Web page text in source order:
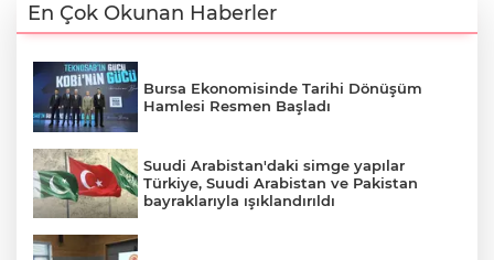
En Çok Okunan Haberler
Bursa Ekonomisinde Tarihi Dönüşüm
Hamlesi Resmen Başladı
Suudi Arabistan'daki simge yapılar
Türkiye, Suudi Arabistan ve Pakistan
bayraklarıyla ışıklandırıldı